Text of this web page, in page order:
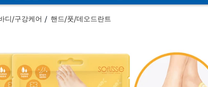
디/구강케어 핸드/풋/데오드란트